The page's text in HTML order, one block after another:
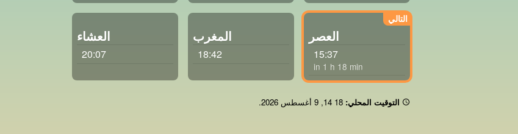
العصر
15:37
in 1 h 18 min
المغرب
18:42
العشاء
20:07
التوقيت المحلي: 14:18
, 9 أغسطس 2026 .